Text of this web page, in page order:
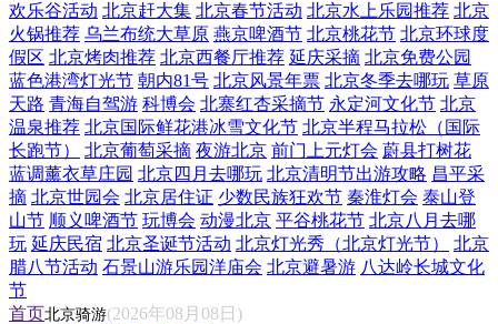
欢乐谷活动 北京赶大集 北京春节活动 北京水上乐园推荐 北京
火锅推荐 乌兰布统大草原 燕京啤酒节 北京桃花节 北京环球度
假区 北京烤肉推荐 北京西餐厅推荐 延庆采摘 北京免费公园
蓝色港湾灯光节 朝内81号 北京风景年票 北京冬季去哪玩 草原
天路 青海自驾游 科博会 北寨红杏采摘节 永定河文化节 北京
温泉推荐 北京国际鲜花港冰雪文化节 北京半程马拉松（国际
长跑节）
北京葡萄采摘 夜游北京 前门上元灯会 蔚县打树花
蓝调薰衣草庄园 北京四月去哪玩 北京清明节出游攻略 昌平采
摘 北京世园会 北京居住证 少数民族狂欢节 秦淮灯会 泰山登
山节 顺义啤酒节 玩博会 动漫北京 平谷桃花节 北京八月去哪
玩 延庆民宿 北京圣诞节活动 北京灯光秀（北京灯光节）
北京
腊八节活动 石景山游乐园洋庙会 北京避暑游 八达岭长城文化
节
首页北京骑游(2026年08月08日)